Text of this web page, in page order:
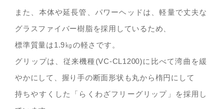
また、本体や延長管、パワーヘッドは、軽量で丈夫な
グラスファイバー樹脂を採用しているため、
標準質量は1.9㎏の軽さです。
グリップは、従来機種(VC-CL1200)に比べて湾曲を緩
やかにして、握り手の断面形状も丸から楕円にして
持ちやすくした「らくわざフリーグリップ」を採用し